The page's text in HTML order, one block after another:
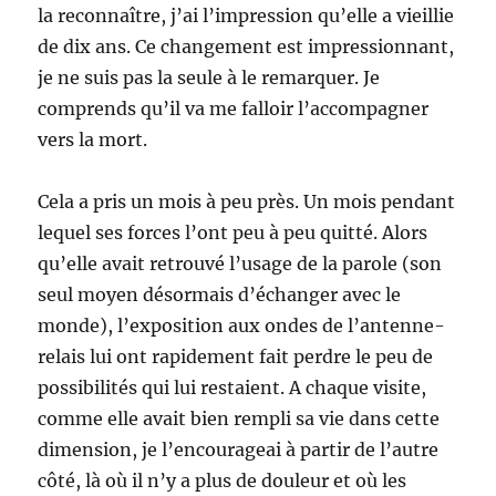
la reconnaître, j’ai l’impression qu’elle a vieillie
de dix ans. Ce changement est impressionnant,
je ne suis pas la seule à le remarquer. Je
comprends qu’il va me falloir l’accompagner
vers la mort.
Cela a pris un mois à peu près. Un mois pendant
lequel ses forces l’ont peu à peu quitté. Alors
qu’elle avait retrouvé l’usage de la parole (son
seul moyen désormais d’échanger avec le
monde), l’exposition aux ondes de l’antenne-
relais lui ont rapidement fait perdre le peu de
possibilités qui lui restaient. A chaque visite,
comme elle avait bien rempli sa vie dans cette
dimension, je l’encourageai à partir de l’autre
côté, là où il n’y a plus de douleur et où les